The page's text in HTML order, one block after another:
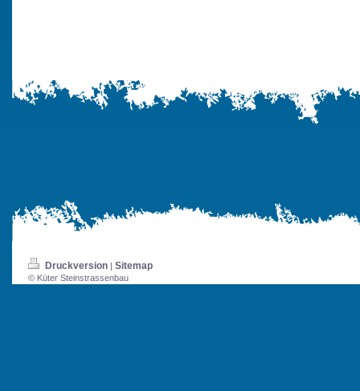
Druckversion Sitemap
© Küter Steinstrassenbau